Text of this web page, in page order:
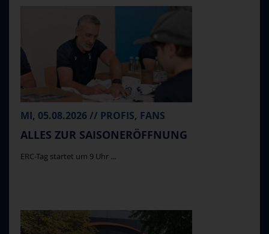
MI, 05.08.2026 // PROFIS, FANS
ALLES ZUR SAISONERÖFFNUNG
ERC-Tag startet um 9 Uhr ...